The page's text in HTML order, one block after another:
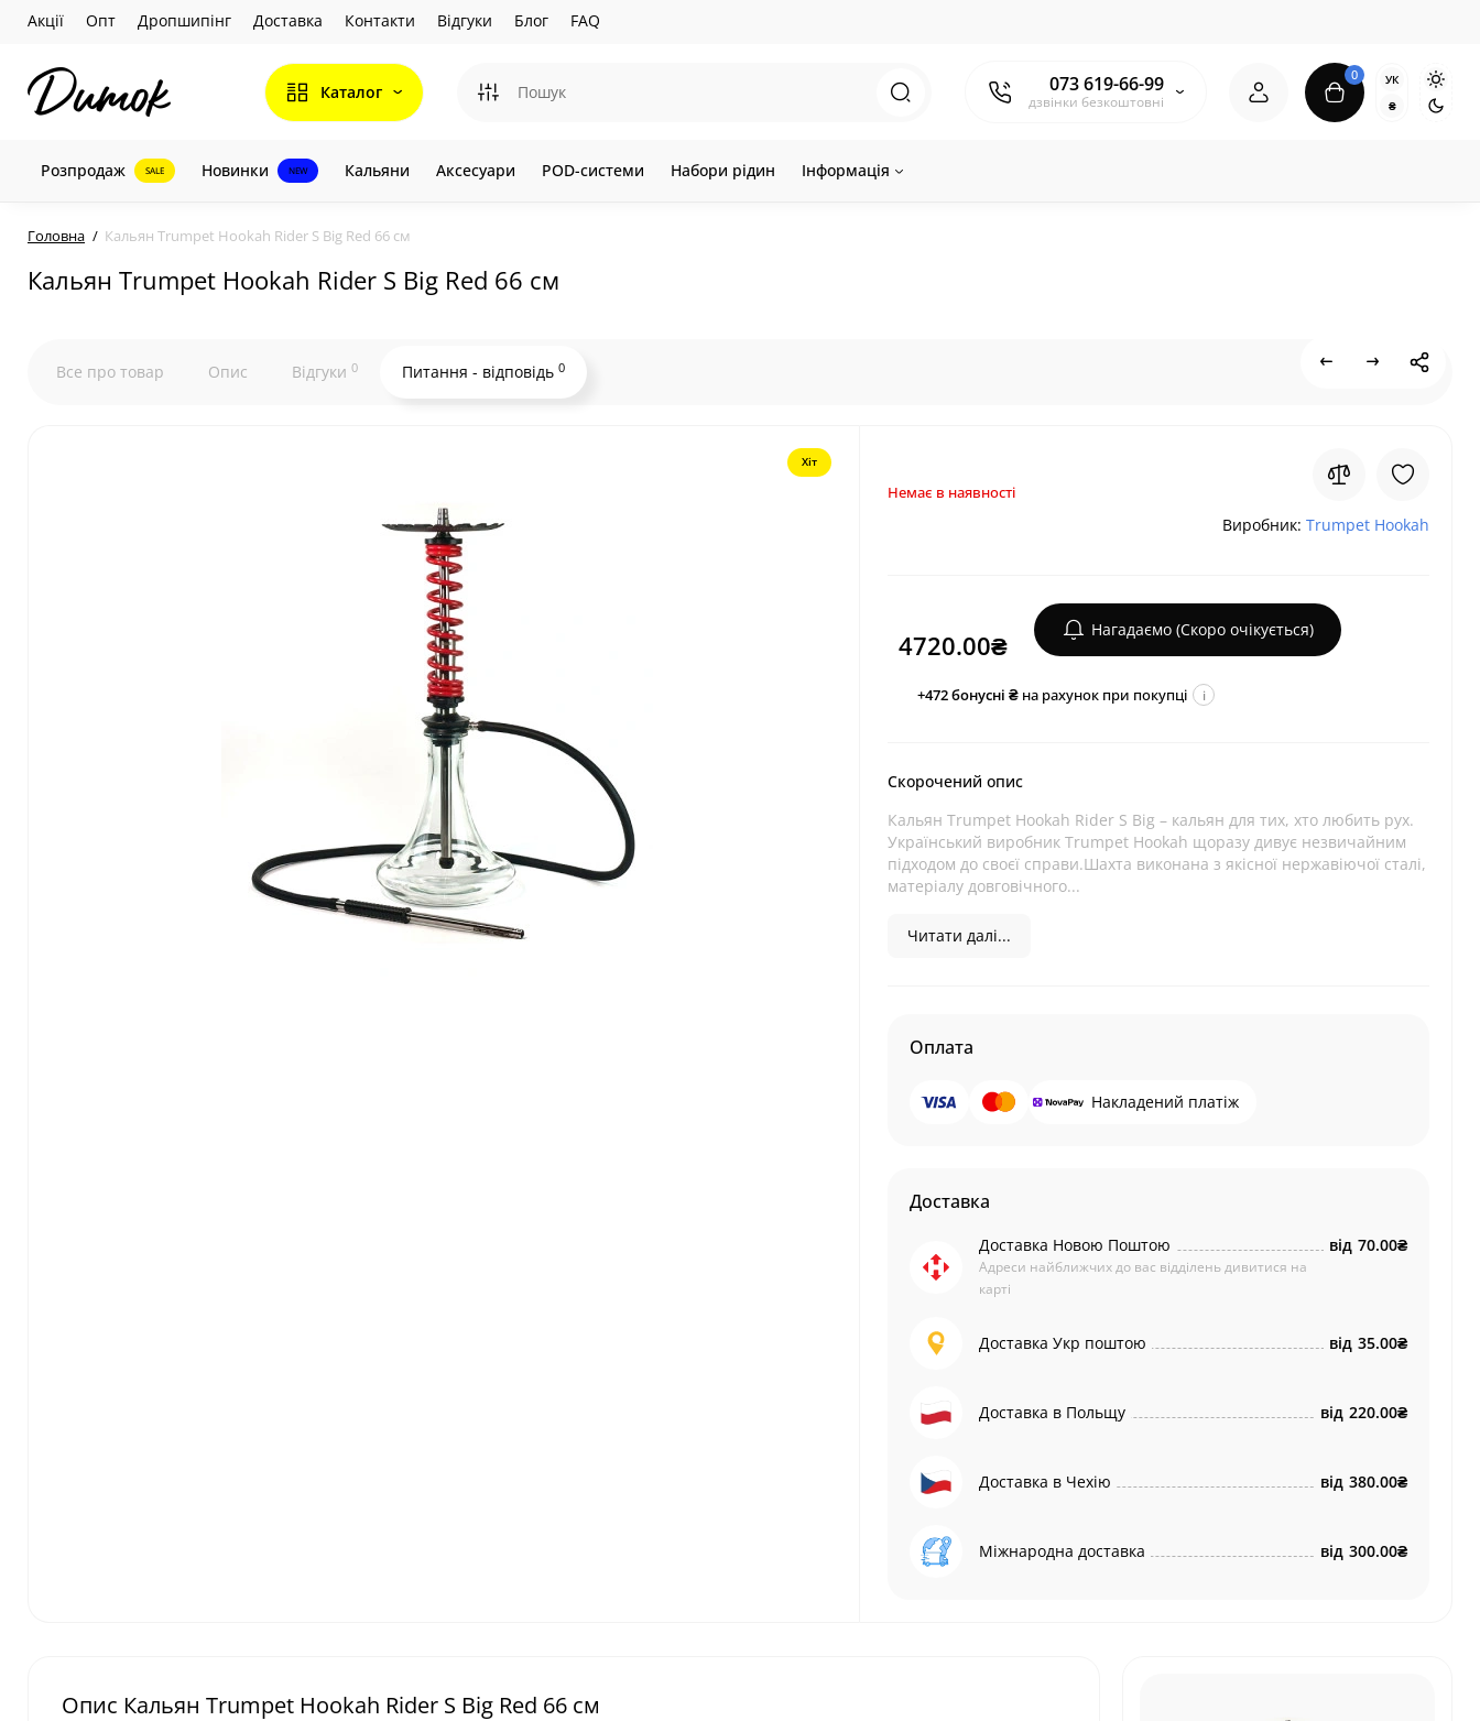
Акції Опт Дропшипінг Доставка Контакти Відгуки Блог FAQ
Каталог 073 619-66-99
дзвінки безкоштовні
0
УК
₴
Розпродаж SALE Новинки NEW Кальяни Аксесуари POD-системи Набори рідин Інформація
Головна Кальян Trumpet Hookah Rider S Big Red 66 см
Кальян Trumpet Hookah Rider S Big Red 66 см
Все про товар Опис Відгуки 0 Питання - відповідь 0
Хіт
Немає в наявності
Виробник: Trumpet Hookah
4720.00₴ Нагадаємо (Скоро очікується)
+472бонусні ₴ на рахунок при покупці i
Скорочений опис
Кальян Trumpet Hookah Rider S Big – кальян для тих, хто любить рух.
Український виробник Trumpet Hookah щоразу дивує незвичайним
підходом до своєї справи.Шахта виконана з якісної нержавіючої сталі,
матеріалу довговічного...
Читати далі...
Оплата
Накладений платіж
Доставка
Доставка Новою Поштою
Адреси найближчих до вас відділень дивитися на
карті
від 70.00₴
Доставка Укр поштою від 35.00₴
Доставка в Польщу від 220.00₴
Доставка в Чехію від 380.00₴
Міжнародна доставка від 300.00₴
Опис Кальян Trumpet Hookah Rider S Big Red 66 см